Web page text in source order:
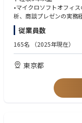
また、当ポジションは代
い合わせに対して、購入
迅速かつ的確に提供で
果の見えやすいやりがい
サイドセールスの枠を超
•購入前の相談のコール
の提案と商流の調整から
•マイクロソフトオフィ
析、商談プレゼンの実務
•情報収集、販売戦略の
る方
•マージン構造への理解
【歓迎条件（Nice to have
•コールセンター業務経験
•パソコン業界もしくは
•Salesforceの利用経験が
•パソコンメーカーにお
従業員数
165名 （2025年現在）
東京都